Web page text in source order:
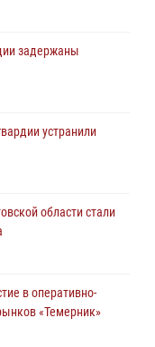
задержаны
устранили
области стали
в оперативно-
«Темерник»